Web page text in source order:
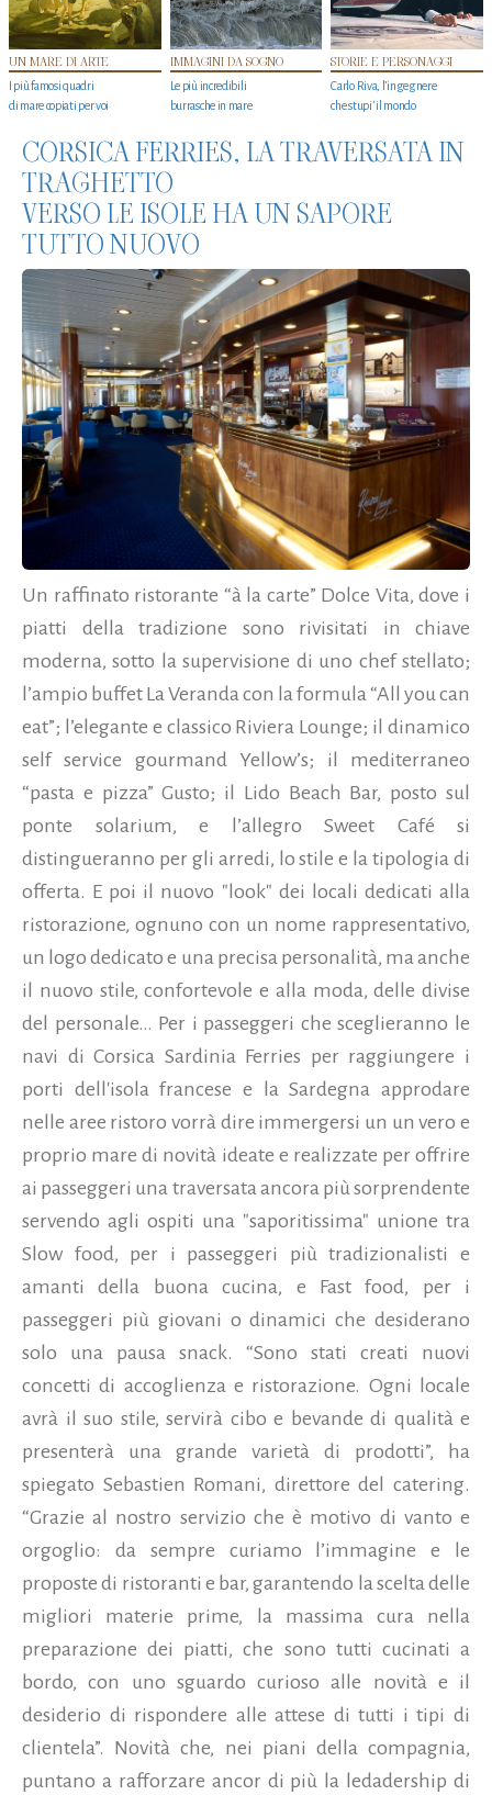
UN MARE DI ARTE
I più famosi quadri
di mare copiati per voi
IMMAGINI DA SOGNO
Le più incredibili
burrasche in mare
STORIE E PERSONAGGI
Carlo Riva, l’ingegnere
che stupi' il mondo
CORSICA FERRIES, LA TRAVERSATA IN
TRAGHETTO
VERSO LE ISOLE HA UN SAPORE
TUTTO NUOVO
Un raffinato ristorante “à la carte” Dolce Vita, dove i
piatti della tradizione sono rivisitati in chiave
moderna, sotto la supervisione di uno chef stellato;
l’ampio buffet La Veranda con la formula “All you can
eat”; l’elegante e classico Riviera Lounge; il dinamico
self service gourmand Yellow’s; il mediterraneo
“pasta e pizza” Gusto; il Lido Beach Bar, posto sul
ponte solarium, e l’allegro Sweet Café si
distingueranno per gli arredi, lo stile e la tipologia di
offerta. E poi il nuovo "look" dei locali dedicati alla
ristorazione, ognuno con un nome rappresentativo,
un logo dedicato e una precisa personalità, ma anche
il nuovo stile, confortevole e alla moda, delle divise
del personale… Per i passeggeri che sceglieranno le
navi di Corsica Sardinia Ferries per raggiungere i
porti dell'isola francese e la Sardegna approdare
nelle aree ristoro vorrà dire immergersi un un vero e
proprio mare di novità ideate e realizzate per offrire
ai passeggeri una traversata ancora più sorprendente
servendo agli ospiti una "saporitissima" unione tra
Slow food, per i passeggeri più tradizionalisti e
amanti della buona cucina, e Fast food, per i
passeggeri più giovani o dinamici che desiderano
solo una pausa snack. “Sono stati creati nuovi
concetti di accoglienza e ristorazione. Ogni locale
avrà il suo stile, servirà cibo e bevande di qualità e
presenterà una grande varietà di prodotti”, ha
spiegato Sebastien Romani, direttore del catering.
“Grazie al nostro servizio che è motivo di vanto e
orgoglio: da sempre curiamo l’immagine e le
proposte di ristoranti e bar, garantendo la scelta delle
migliori materie prime, la massima cura nella
preparazione dei piatti, che sono tutti cucinati a
bordo, con uno sguardo curioso alle novità e il
desiderio di rispondere alle attese di tutti i tipi di
clientela”. Novità che, nei piani della compagnia,
puntano a rafforzare ancor di più la ledadership di